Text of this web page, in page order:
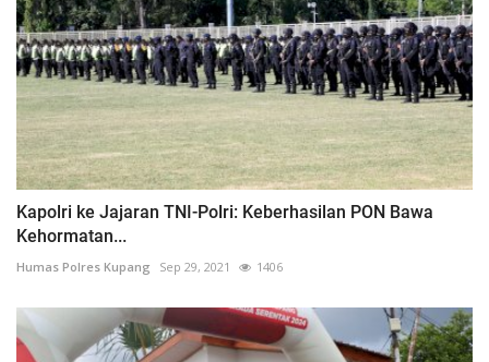
Kapolri ke Jajaran TNI-Polri: Keberhasilan PON Bawa
Kehormatan...
Humas Polres Kupang Sep 29, 2021 1406